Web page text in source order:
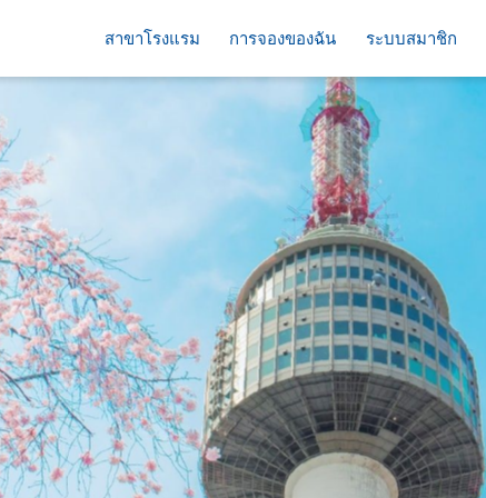
สาขาโรงแรม การจองของฉัน ระบบสมาชิก